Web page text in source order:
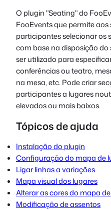
O plugin "Seating" do
FooEvents que permite
participantes selecionar os
com base na disposição do
ser utilizado para
conferências ou teatro,
na mesa, etc. Pode criar
participantes a lugares
elevados ou mais baixos.
Tópicos de ajuda
Instalação do plugin
Configuração do mapa de
Ligar linhas a variações
Mapa visual dos lugares
Alterar as cores do mapa
Modificação de assentos